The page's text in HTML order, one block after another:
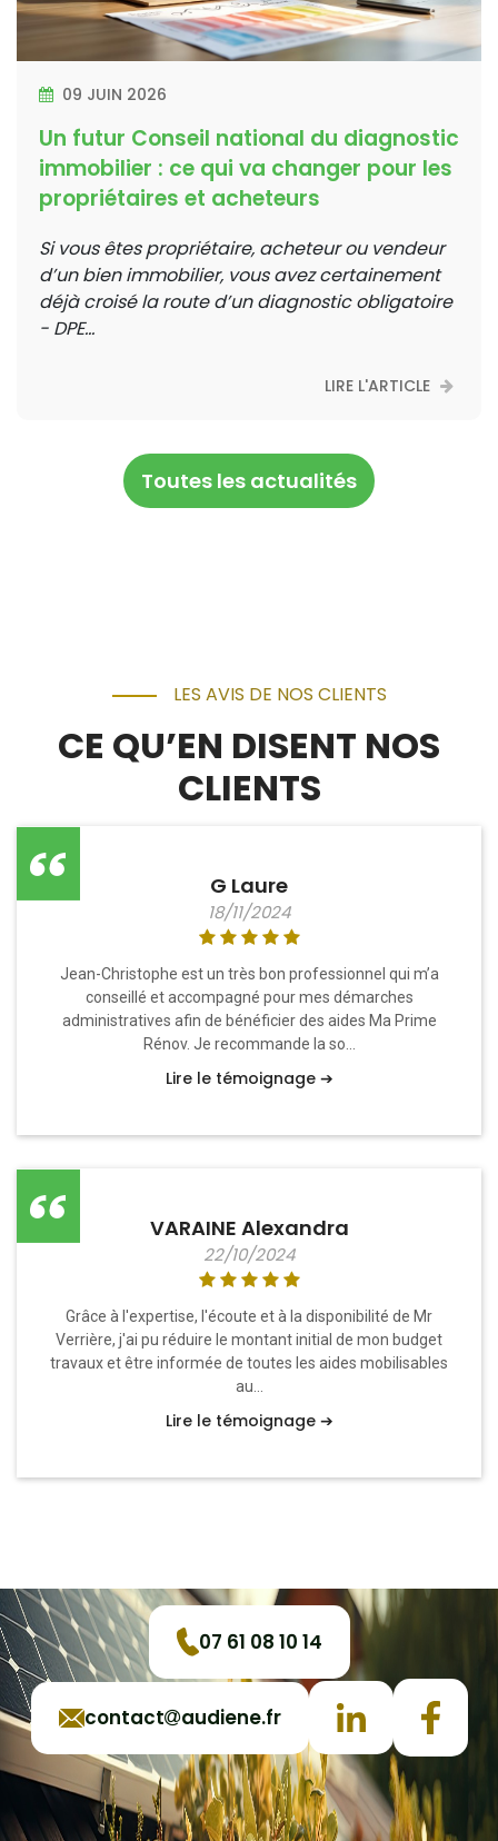
09 JUIN 2026
Un futur Conseil national du diagnostic
immobilier : ce qui va changer pour les
propriétaires et acheteurs
Si vous êtes propriétaire, acheteur ou vendeur
d’un bien immobilier, vous avez certainement
déjà croisé la route d’un diagnostic obligatoire
- DPE...
LIRE L'ARTICLE
Toutes les actualités
LES AVIS DE NOS CLIENTS
CE QU’EN DISENT NOS
CLIENTS
G Laure
18/11/2024
Jean-Christophe est un très bon professionnel qui m’a
conseillé et accompagné pour mes démarches
administratives afin de bénéficier des aides Ma Prime
Rénov. Je recommande la so...
Lire le témoignage ➔
VARAINE Alexandra
22/10/2024
Grâce à l'expertise, l'écoute et à la disponibilité de Mr
Verrière, j'ai pu réduire le montant initial de mon budget
travaux et être informée de toutes les aides mobilisables
au...
Lire le témoignage ➔
07 61 08 10 14
contact audiene.fr